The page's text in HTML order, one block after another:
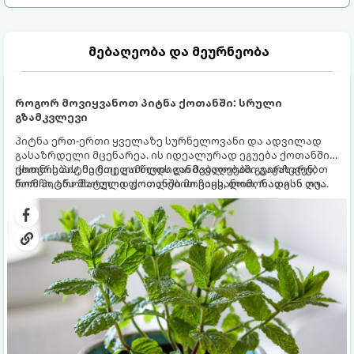
მებაღეობა და მეურნეობა
როგორ მოვიყვანოთ პიტნა ქოთანში: სრული
გზამკვლევი
პიტნა ერთ-ერთი ყველაზე სურნელოვანი და ადვილად
გასაზრდელი მცენარეა. ის იდეალურად ეგუება ქოთანში
ცხოვრებას, მეტიც, გამოცდილი მებაღეები გვირჩევენ,
რომ პიტნა მხოლოდ ქოთანში მოვიყვანოთ, რადგან ღია
გრუნტში (ბაღში) დარგვისას ის ფესვებით ძალიან
სწრაფად ვრცელდება და სხვა მცენარეებს ავიწროებს.
ქოთნის პიტნა მთელი წლის განმავლობაში გაგახარებთ
ნორჩი, არომატული ფოთლებით ჩაის, ლიმონათისა თუ
კერძებისთვის.